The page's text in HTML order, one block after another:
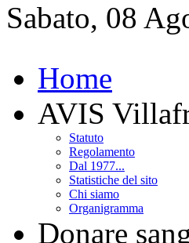
Sabato, 08
Home
AVIS
Statuto
Regolamento
Dal 1977...
Statistiche del sito
Chi siamo
Organigramma
Donare